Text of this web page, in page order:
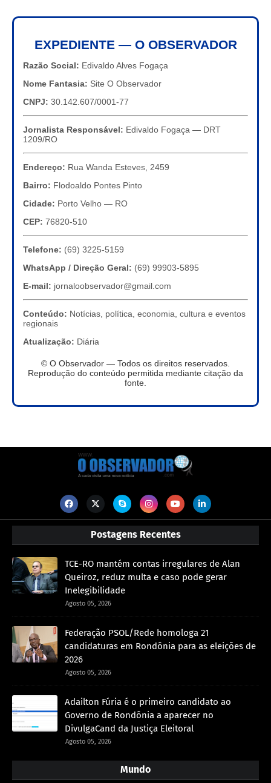
EXPEDIENTE — O OBSERVADOR
Razão Social: Edivaldo Alves Fogaça
Nome Fantasia: Site O Observador
CNPJ: 30.142.607/0001-77
Jornalista Responsável: Edivaldo Fogaça — DRT
1209/RO
Endereço: Rua Wanda Esteves, 2459
Bairro: Flodoaldo Pontes Pinto
Cidade: Porto Velho — RO
CEP: 76820-510
Telefone: (69) 3225-5159
WhatsApp / Direção Geral: (69) 99903-5895
E-mail: jornaloobservador@gmail.com
Conteúdo: Notícias, política, economia, cultura e eventos
regionais
Atualização: Diária
© O Observador — Todos os direitos reservados.
Reprodução do conteúdo permitida mediante citação da
fonte.
Postagens Recentes
TCE-RO mantém contas irregulares de Alan
Queiroz, reduz multa e caso pode gerar
Inelegibilidade
Agosto 05, 2026
Federação PSOL/Rede homologa 21
candidaturas em Rondônia para as eleições de
2026
Agosto 05, 2026
Adailton Fúria é o primeiro candidato ao
Governo de Rondônia a aparecer no
DivulgaCand da Justiça Eleitoral
Agosto 05, 2026
Mundo